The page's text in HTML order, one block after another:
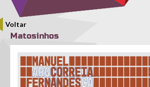
Voltar
Matosinhos
casadaarquitectura.jpg